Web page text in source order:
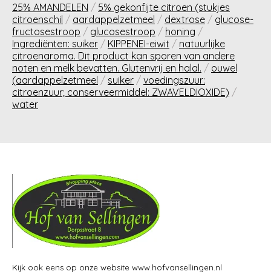
25% AMANDELEN / 5% gekonfijte citroen (stukjes
citroenschil / aardappelzetmeel / dextrose / glucose-
fructosestroop / glucosestroop / honing /
Ingrediënten: suiker / KIPPENEI-eiwit / natuurlijke
citroenaroma. Dit product kan sporen van andere
noten en melk bevatten. Glutenvrij en halal. / ouwel
(aardappelzetmeel / suiker / voedingszuur:
citroenzuur; conserveermiddel: ZWAVELDIOXIDE) /
water
Kijk ook eens op onze website www.hofvansellingen.nl